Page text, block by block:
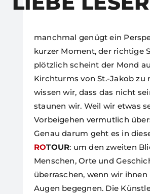
manchmal genügt ein
kurzer Moment, der richtige
plötzlich scheint der Mond
Kirchturms von St.-Jakob zu
wissen wir, dass das nicht
staunen wir. Weil wir etwas
Vorbeigehen vermutlich
Genau darum geht es in
ROTOUR: um den zweiten
Menschen, Orte und
überraschen, wenn wir
Augen begegnen. Die